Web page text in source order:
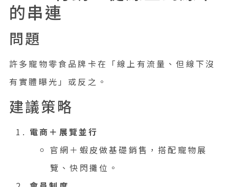
的串連
問題
許多寵物零食品牌卡在「線上有流量、但線下沒
有實體曝光」或反之。
建議策略
電商＋展覽並行
官網＋蝦皮做基礎銷售，搭配寵物展
覽、快閃攤位。